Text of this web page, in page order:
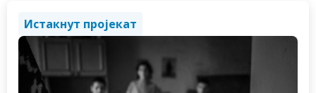
Истакнут пројекат